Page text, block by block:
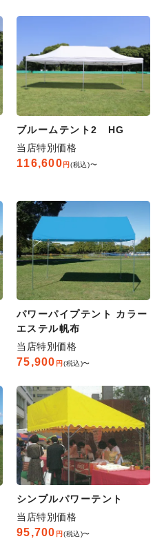
ブルームテント2 HG
当店特別価格
116,600 税込 〜
パワーパイプテント カラー
エステル帆布
当店特別価格
75,900 税込 〜
シンプルパワーテント
当店特別価格
95,700 税込 〜